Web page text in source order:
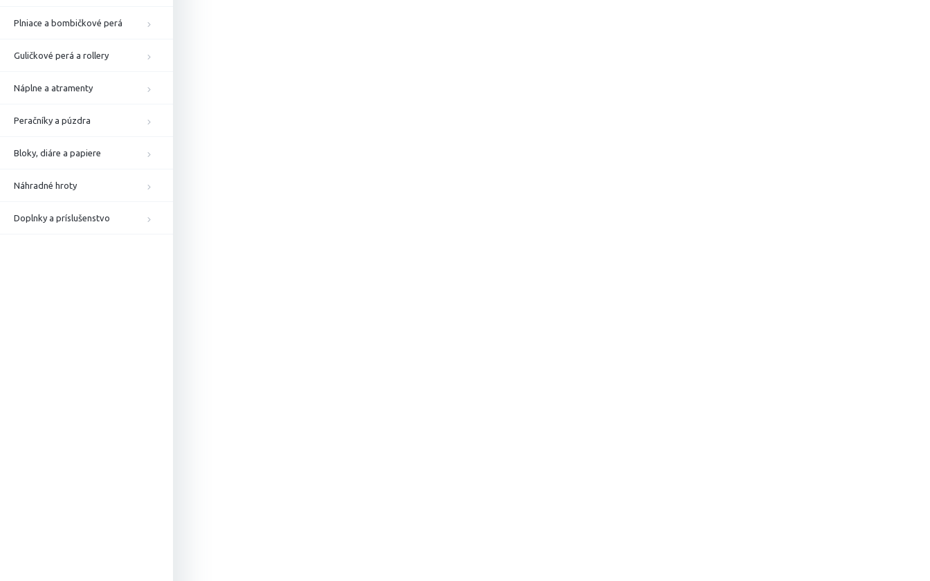
Plniace a bombičkové perá
Guličkové perá a rollery
Náplne a atramenty
Peračníky a púzdra
Bloky, diáre a papiere
Náhradné hroty
Doplnky a príslušenstvo